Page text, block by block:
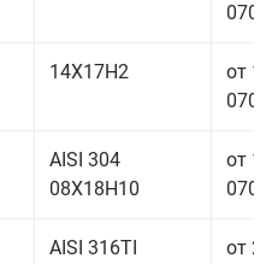
14Х17Н2
от
AISI 304
08Х18Н10
от
AISI 316TI
от